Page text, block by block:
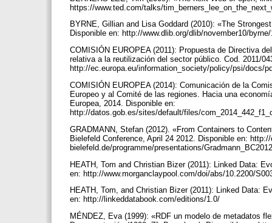
https://www.ted.com/talks/
BYRNE, Gillian and Lisa Goddard (2010): «The
Disponible en: http://www.dlib.org/dlib/november10/
COMISIÓN EUROPEA (2011): Propuesta de Directiva
relativa a la reutilización del sector público. Cod. 2011/
http://ec.europa.eu/information_society/policy/psi/docs/
COMISIÓN EUROPEA (2014): Comunicación de la
Europeo y al Comité de las regiones. Hacia una
Europea, 2014. Disponible en:
http://datos.gob.es/sites/default/files/
GRADMANN, Stefan (2012). «From Containers to
Bielefeld Conference, April 24 2012. Disponible en:
bielefeld.de/programme/presentations/
HEATH, Tom and Christian Bizer (2011): Linked Data:
en: http://www.morganclaypool.com/doi/abs/10.2200/
HEATH, Tom, and Christian Bizer (2011): Linked Data:
en: http://linkeddatabook.com/editions/1.0/
MÉNDEZ, Eva (1999): «RDF un modelo de metadatos